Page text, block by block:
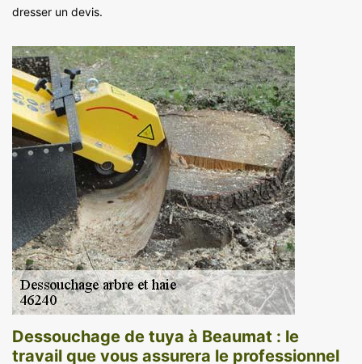
dresser un devis.
Dessouchage de tuya à Beaumat : le
travail que vous assurera le professionnel